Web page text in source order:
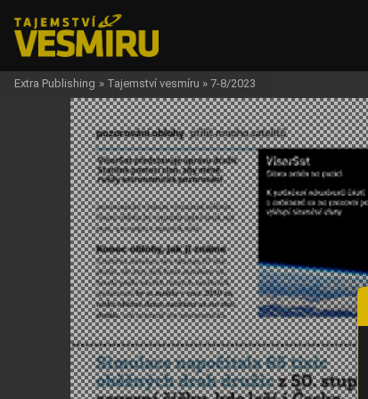
Extra Publishing » Tajemství vesmíru » 7-8/2023